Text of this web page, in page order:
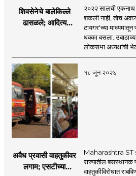
शिवसेनेचे बालेकिल्ले
ढासळले; आदित्य
नेमका कुठे चुकला?
२०२२ सालची एकनाथ
शकली नाही, तोच
टायगर'च्या माध्यमातून
धक्का बसला.
लोकसभा अध्यक्षांची
१८ जून २०२६
अवैध प्रवासी वाहतुकीवर
लगाम; एसटीच्या
Maharashtra
राज्यातील बसस्थानक
वाहतुकीविरोधात